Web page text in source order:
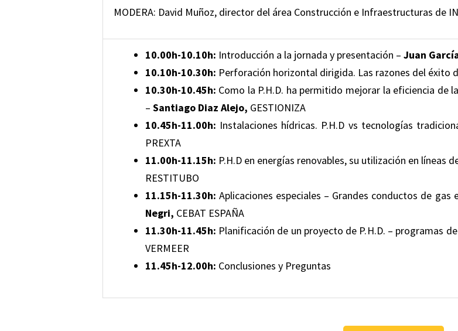
MODERA: David Muñoz, director del área Construcción e Infraestructuras de
10.00h-10.10h: Introducción a la jornada y presentación – Juan
10.10h-10.30h: Perforación horizontal dirigida. Las razones del éxito
10.30h-10.45h: Como la P.H.D. ha permitido mejorar la eficiencia de
– Santiago Diaz Alejo, GESTIONIZA
10.45h-11.00h: Instalaciones hídricas. P.H.D vs tecnologías
PREXTA
11.00h-11.15h: P.H.D en energías renovables, su utilización en líneas
RESTITUBO
11.15h-11.30h: Aplicaciones especiales – Grandes conductos de
Negri, CEBAT ESPAÑA
11.30h-11.45h: Planificación de un proyecto de P.H.D. – programas
VERMEER
11.45h-12.00h: Conclusiones y Preguntas